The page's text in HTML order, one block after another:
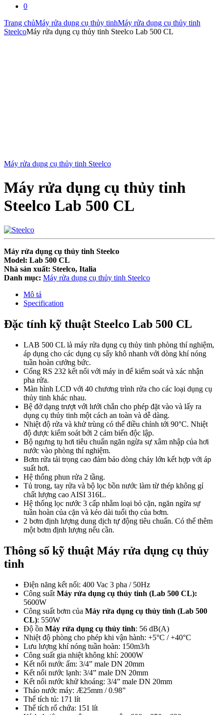
0
Trang chủMáy rửa dụng cụ thủy tinhMáy rửa dụng cụ thủy tinh
SteelcoMáy rửa dụng cụ thủy tinh Steelco Lab 500 CL
Máy rửa dụng cụ thủy tinh Steelco
Máy rửa dụng cụ thủy tinh
Steelco Lab 500 CL
Máy rửa dụng cụ thủy tinh Steelco
Model: Lab 500 CL
Nhà sản xuất: Steelco, Italia
Danh mục: Máy rửa dụng cụ thủy tinh Steelco
Mô tả
Specification
Đặc tính kỹ thuật Steelco Lab 500 CL
LAB 500 CL là máy rửa dụng cụ thủy tinh phòng thí nghiệm,
áp dụng cho các dụng cụ sấy khô nhanh với dòng khí nóng
tuần hoàn cưởng bức.
Cổng RS 232 kết nối với máy in để kiểm soát và xác nhận
pha rửa.
Màn hình LCD với 40 chương trình rửa cho các loại dụng cụ
thủy tinh khác nhau.
Bệ đở dạng trượt với lưới chắn cho phép đặt vào và lấy ra
dụng cụ thủy tinh một cách an toàn và dễ dàng.
Nhiệt độ rửa và khử trùng có thể điều chỉnh tới 90°C. Nhiệt
độ được kiểm soát bởi 2 cảm biến độc lập.
Bộ ngưng tụ hơi tiêu chuẩn ngăn ngừa sự xâm nhập của hơi
nước vào phòng thí nghiệm.
Bơm rửa tải trọng cao đảm bảo dòng chảy lớn kết hợp với áp
suất hơi.
Hệ thống phun rửa 2 tầng.
Tủ trong, tay rửa và bộ lọc bồn nước làm từ thép không gỉ
chất lượng cao AISI 316L.
Hệ thống lọc nước 3 cấp nhằm loại bỏ cặn, ngăn ngừa sự
tuần hoàn của cặn và kéo dài tuổi thọ của bơm.
2 bơm định lượng dung dịch tự động tiêu chuẩn. Có thể thêm
một bơm định lượng nếu cần.
Thông số kỹ thuật Máy rửa dụng cụ thủy
tinh
Điện năng kết nối: 400 Vac 3 pha / 50Hz
Công suất Máy rửa dụng cụ thủy tinh (Lab 500 CL):
5600W
Công suất bơm của Máy rửa dụng cụ thủy tinh (Lab 500
CL): 550W
Độ ồn Máy rửa dụng cụ thủy tinh: 56 dB(A)
Nhiệt độ phòng cho phép khi vận hành: +5°C / +40°C
Lưu lượng khí nóng tuần hoàn: 150m3/h
Công suất gia nhiệt không khí: 2000W
Kết nối nước ấm: 3/4” male DN 20mm
Kết nối nước lạnh: 3/4” male DN 20mm
Kết nối nước khử khoáng: 3/4” male DN 20mm
Tháo nước máy: Æ25mm / 0.98”
Thể tích tủ: 171 lít
Thể tích rổ chứa: 151 lít